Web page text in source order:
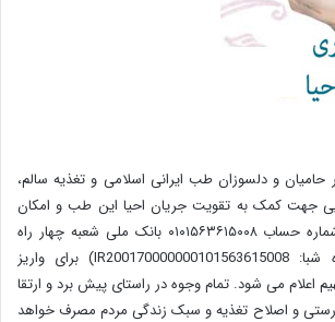
حامیان و دلسوزان طب ایرانی اسلامی و تغذیه سالم،
جهت کمک به تقویت جریان احیا این طب و امکان
همیاری در این زمینه شماره حساب ۰۱۰۱۵۶۳۶۱۵۰۰۸ بانک ملی شعبه چهار راه
ساسان تهران ( شماره شبا: IR200170000000101563615008) برای واریز
اعلام می شود. تمام وجوه در راستای پیش برد و ارتقا
و اصلاح تغذیه و سبک زندگی مردم مصرف خواهد